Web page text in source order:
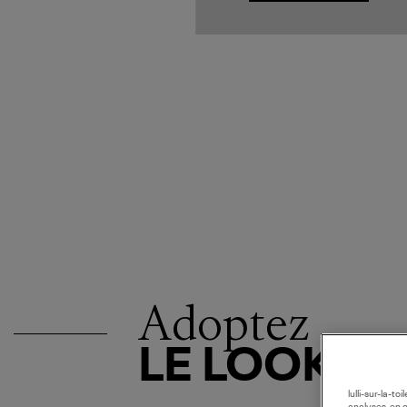
Adoptez
LE LOOK
lulli-sur-la-